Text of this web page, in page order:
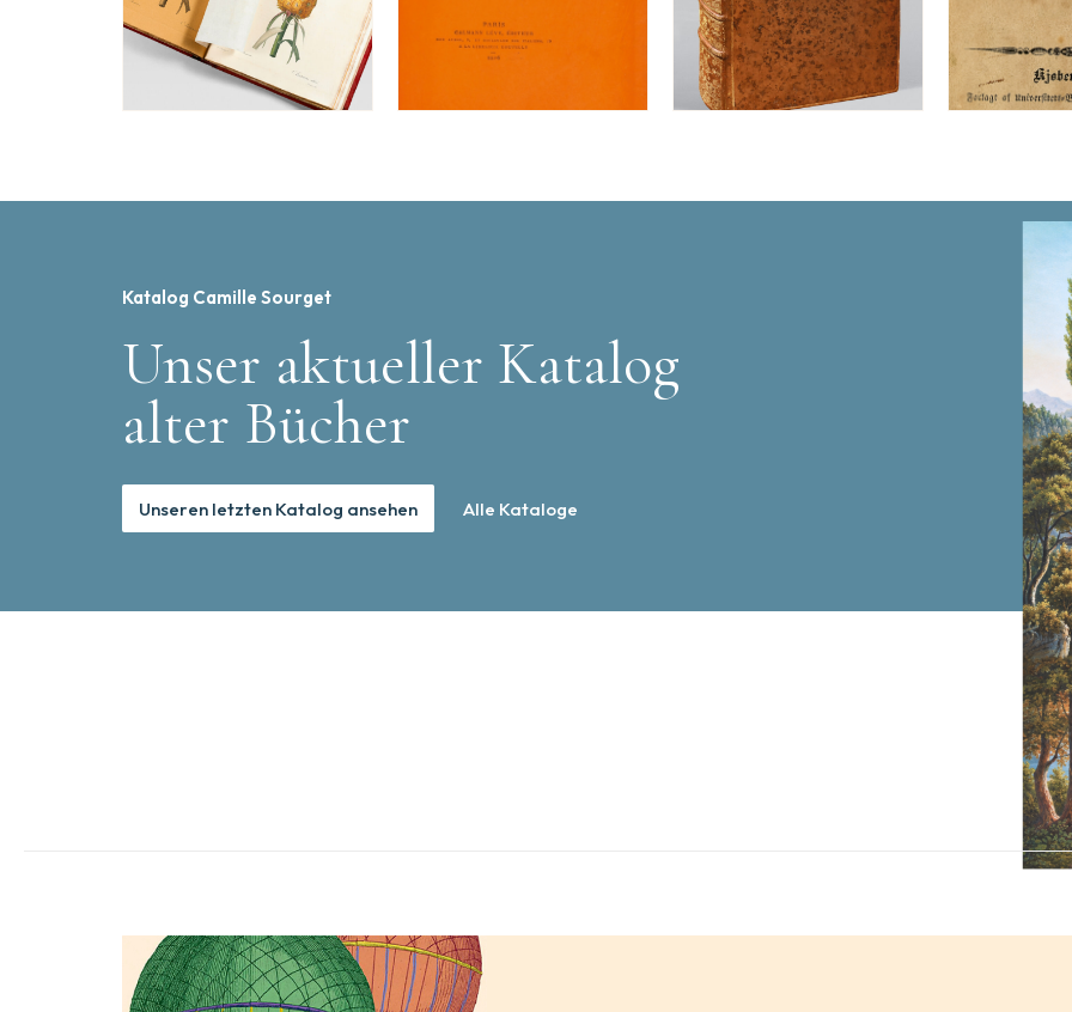
Katalog Camille Sourget
Unser aktueller Katalog
alter Bücher
Unseren letzten Katalog ansehen Alle Kataloge